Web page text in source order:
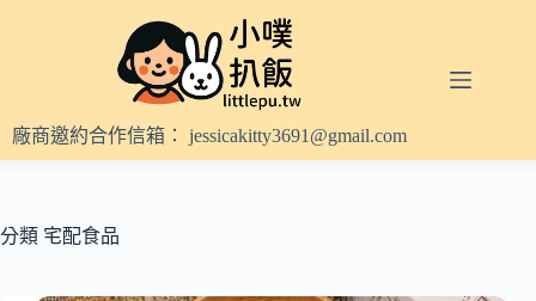
內
容
廠商邀約合作信箱： jessicakitty3691@gmail.com
分類 宅配食品